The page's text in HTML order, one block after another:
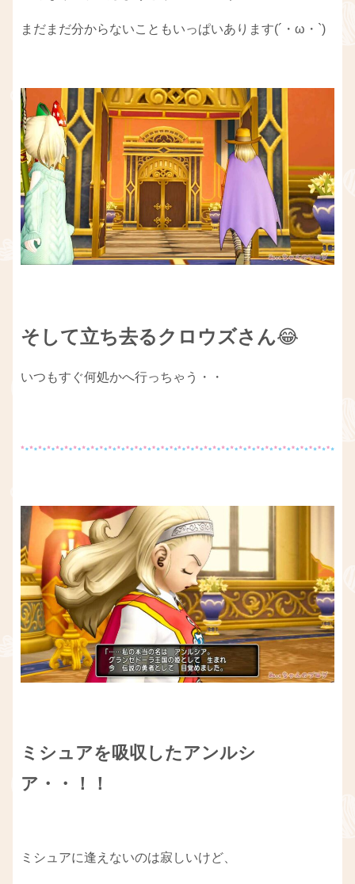
まだまだ分からないこともいっぱいあります(´・ω・`)
そして立ち去るクロウズさん😂
いつもすぐ何処かへ行っちゃう・・
ミシュアを吸収したアンルシ
ア・・！！
ミシュアに逢えないのは寂しいけど、